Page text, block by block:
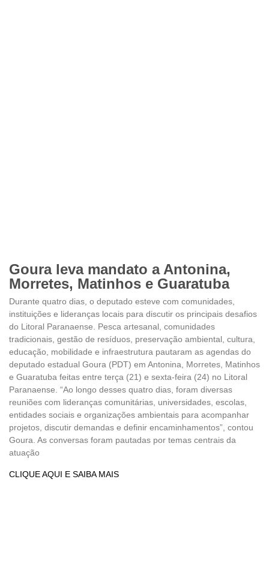
Goura leva mandato a Antonina,
Morretes, Matinhos e Guaratuba
Durante quatro dias, o deputado esteve com comunidades,
instituições e lideranças locais para discutir os principais desafios
do Litoral Paranaense. Pesca artesanal, comunidades
tradicionais, gestão de resíduos, preservação ambiental, cultura,
educação, mobilidade e infraestrutura pautaram as agendas do
deputado estadual Goura (PDT) em Antonina, Morretes, Matinhos
e Guaratuba feitas entre terça (21) e sexta-feira (24) no Litoral
Paranaense. “Ao longo desses quatro dias, foram diversas
reuniões com lideranças comunitárias, universidades, escolas,
entidades sociais e organizações ambientais para acompanhar
projetos, discutir demandas e definir encaminhamentos”, contou
Goura. As conversas foram pautadas por temas centrais da
atuação
CLIQUE AQUI E SAIBA MAIS